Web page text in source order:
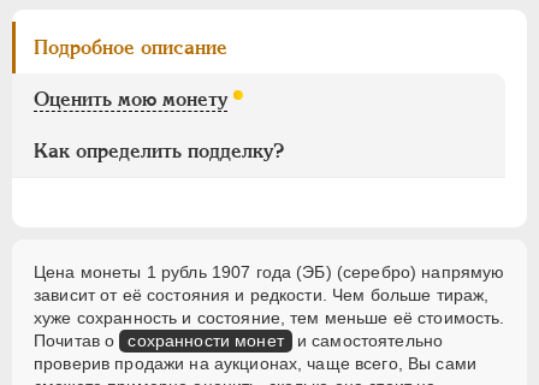
Уздеников: 2159
Семёнов
Казаков: 326 (XF-R, UNC-R, PR-R2)
Рейтинг по Казакову: 31
Подробное описание
Оценить мою монету
Как определить подделку?
Цена монеты 1 рубль 1907 года (ЭБ) (серебро) напрямую
зависит от её состояния и редкости. Чем больше тираж,
хуже сохранность и состояние, тем меньше её стоимость.
Почитав о сохранности монет и самостоятельно
проверив продажи на аукционах, чаще всего, Вы сами
Пробные
Памятные и донативные
ВРЕМЕННОЕ ПРАВ.